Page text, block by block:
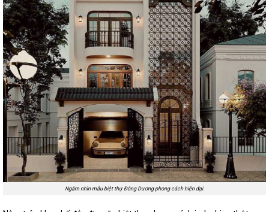
Ngắm nhìn mẫu biệt thự Đông Dương phong cách hiện đại.